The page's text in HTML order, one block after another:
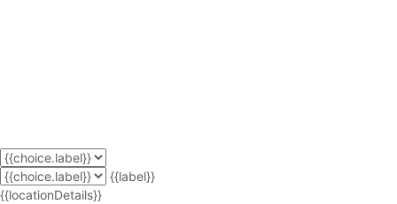
{{label}}
{{locationDetails}}